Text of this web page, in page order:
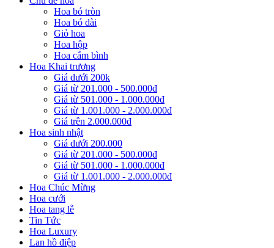
Hoa bó tròn
Hoa bó dài
Giỏ hoa
Hoa hộp
Hoa cắm bình
Hoa Khai trương
Giá dưới 200k
Giá từ 201.000 - 500.000đ
Giá từ 501.000 - 1.000.000đ
Giá từ 1.001.000 - 2.000.000đ
Giá trên 2.000.000đ
Hoa sinh nhật
Giá dưới 200.000
Giá từ 201.000 - 500.000đ
Giá từ 501.000 - 1.000.000đ
Giá từ 1.001.000 - 2.000.000đ
Hoa Chúc Mừng
Hoa cưới
Hoa tang lễ
Tin Tức
Hoa Luxury
Lan hồ điệp